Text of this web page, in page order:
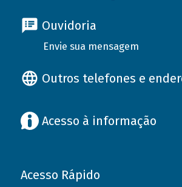
Ouvidoria
Envie sua mensagem
Outros telefones e
Acesso à informação
Acesso Rápido